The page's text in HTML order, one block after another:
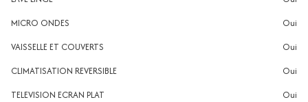
MICRO ONDES
oui
VAISSELLE ET COUVERTS
oui
CLIMATISATION REVERSIBLE
oui
TELEVISION ECRAN PLAT
oui